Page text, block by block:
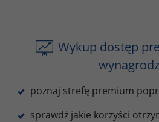
Wykup dostęp
poznaj strefę premium
sprawdź jakie korzyści